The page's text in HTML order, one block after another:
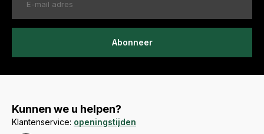
Abonneer
Kunnen we u helpen?
Klantenservice: openingstijden